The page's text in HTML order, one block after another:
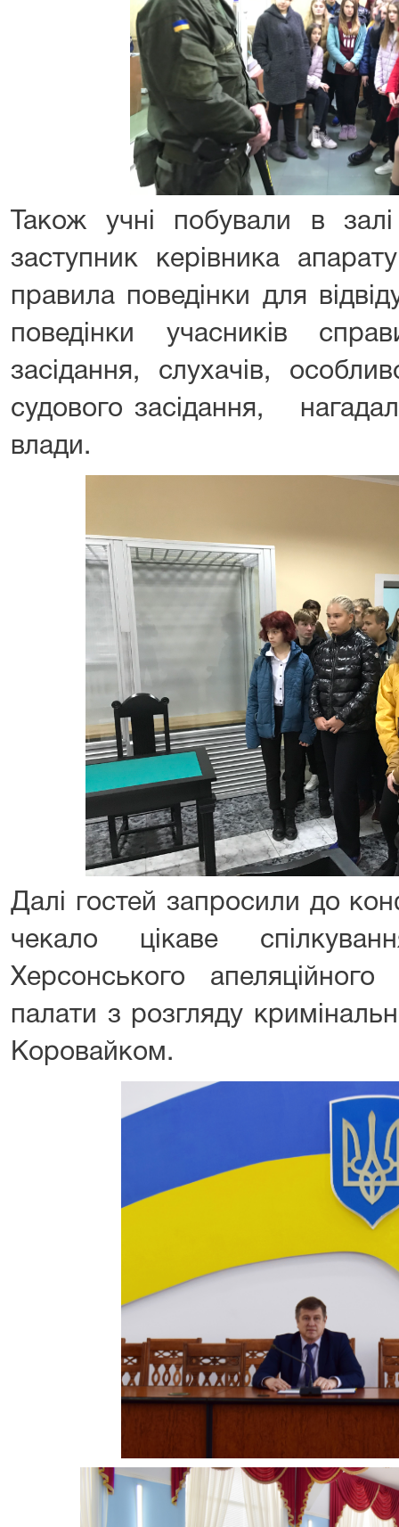
Також учні побували в
заступник керівника
правила поведінки для
поведінки учасників
засідання, слухачів,
судового засідання,
влади.
Далі гостей запросили до
чекало цікаве
Херсонського
палати з розгляду
Коровайком.